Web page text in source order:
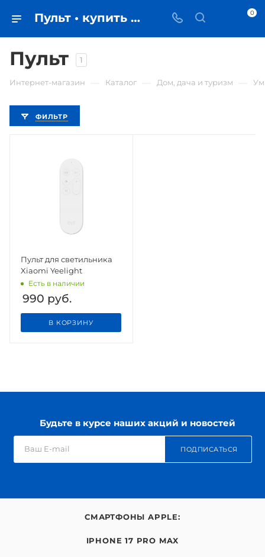
Пульт • купить в Самаре по низкой цене - iЧехол 0
Пульт 1
Интернет-магазин Каталог Дом, дача и туризм
ФИЛЬТР
Пульт для светильника
Xiaomi Yeelight
Есть в наличии
990 руб.
В КОРЗИНУ
Будьте в курсе наших акций и новостей
ПОДПИСАТЬСЯ
СМАРТФОНЫ APPLE:
IPHONE 17 PRO MAX